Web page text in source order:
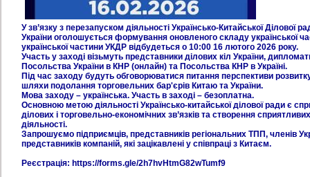
У зв’язку з перезапуском діяльності Українсько-Китайської Ділової
України оголошується формування оновленого складу української
української частини УКДР відбудеться о 10:00 16 лютого 2026 року.
Участь у заході візьмуть представники ділових кіл України,
Посольства України в КНР (онлайн) та Посольства КНР в Україні.
Під час заходу будуть обговорюватися питання перспективи
шляхи подолання торговельних бар'єрів Китаю та України.
Мова заходу – українська. Участь в заході – безоплатна.
Основною метою діяльності Українсько-китайської ділової ради є
ділових і торговельно-економічних зв’язків та створення
діяльності.
Запрошуємо підприємців, представників регіональних ТПП, членів
представників компаній, які зацікавлені у співпраці з Китаєм.
Реєстрація: https://forms.gle/2h7hvHtmG82wTumf9